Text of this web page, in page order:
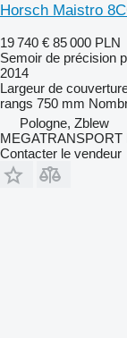
Horsch Maistro
19 740 € 85 000 PLN
Semoir de précision
2014
Largeur de
rangs 750 mm
Pologne, Zblew
MEGATRANSPORT
Contacter le vendeur